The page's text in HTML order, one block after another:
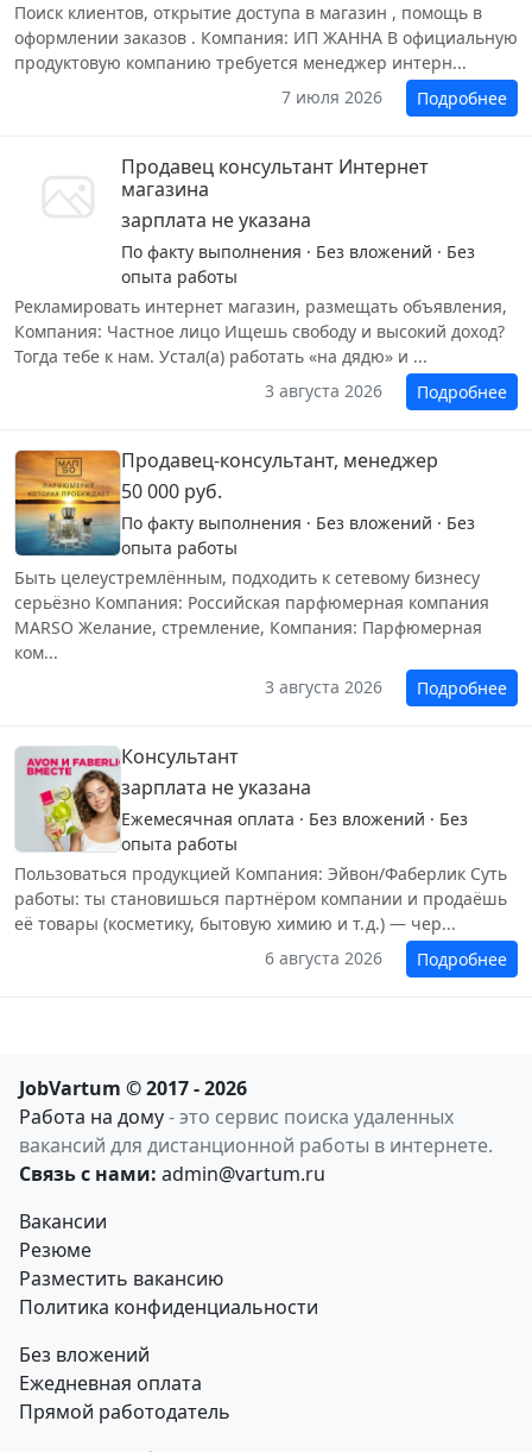
Поиск клиентов, открытие доступа в магазин , помощь в
оформлении заказов . Компания: ИП ЖАННА В официальную
продуктовую компанию требуется менеджер интерн...
7 июля 2026
Подробнее
Продавец консультант Интернет
магазина
зарплата не указана
По факту выполнения · Без вложений · Без
опыта работы
Рекламировать интернет магазин, размещать объявления,
Компания: Частное лицо Ищешь свободу и высокий доход?
Тогда тебе к нам. Устал(а) работать «на дядю» и ...
3 августа 2026
Подробнее
Продавец-консультант, менеджер
50 000 руб.
По факту выполнения · Без вложений · Без
опыта работы
Быть целеустремлённым, подходить к сетевому бизнесу
серьёзно Компания: Российская парфюмерная компания
MARSO Желание, стремление, Компания: Парфюмерная
ком...
3 августа 2026
Подробнее
Консультант
зарплата не указана
Ежемесячная оплата · Без вложений · Без
опыта работы
Пользоваться продукцией Компания: Эйвон/Фаберлик Суть
работы: ты становишься партнёром компании и продаёшь
её товары (косметику, бытовую химию и т. д.) — чер...
6 августа 2026
Подробнее
JobVartum © 2017 - 2026
Работа на дому- это сервис поиска удаленных
вакансий для дистанционной работы в интернете.
Связь с нами: admin@vartum.ru
Вакансии
Резюме
Разместить вакансию
Политика конфиденциальности
Без вложений
Ежедневная оплата
Прямой работодатель